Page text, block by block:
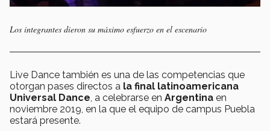
Los integrantes dieron su máximo esfuerzo en el escenario
Live Dance también es una de las competencias que
otorgan pases directos a la final latinoamericana
Universal Dance, a celebrarse en Argentina en
noviembre 2019, en la que el equipo de campus Puebla
estará presente.